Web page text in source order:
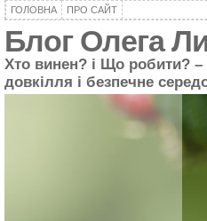
ГОЛОВНА ПРО САЙТ
Блог Олега
Хто винен? і Що робити? –
довкілля і безпечне